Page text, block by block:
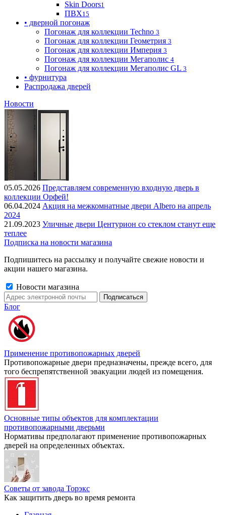
Skin Doors1
ПВХ15
• дверной погонаж
Погонаж для коллекции Techno 3
Погонаж для коллекции Геометрия 3
Погонаж для коллекции Империя 3
Погонаж для коллекции Мегаполис 4
Погонаж для коллекции Мегаполис GL 3
• фурнитура
Распродажа дверей
Новости
05.05.2026 Представляем современную входную дверь в
коллекции Орфей!
06.04.2024 Акция на межкомнатные двери Albero на апрель
2024
21.09.2023 Уличные двери Центурион со стеклом станут еще
теплее
Подписка на новости магазина
Подпишитесь на рассылку и получайте свежие новости и
акции нашего магазина.
Новости магазина
Блог
Применение противопожарных дверей
Противопожарные двери предназначены, прежде всего, для
того беспрепятственной эвакуации людей из помещения.
Основные типы объектов для комплектации
противопожарными дверьми
Нормативы предполагают применение противопожарных
дверей на определенных объектах.
Советы от завода Торэкс
Как защитить дверь во время ремонта